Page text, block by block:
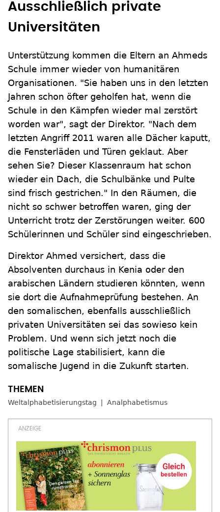
Ausschließlich private
Universitäten
Unterstützung kommen die Eltern an Ahmeds
Schule immer wieder von humanitären
Organisationen. "Sie haben uns in den letzten
Jahren schon öfter geholfen hat, wenn die
Schule in den Kämpfen wieder mal zerstört
worden war", sagt der Direktor. "Nach dem
letzten Angriff 2011 waren alle Dächer kaputt,
die Fensterläden und Türen geklaut. Aber
sehen Sie? Dieser Klassenraum hat schon
wieder ein Dach, die Schulbänke und Pulte
sind frisch gestrichen." In den Räumen, die
nicht so schwer betroffen waren, ging der
Unterricht trotz der Zerstörungen weiter. 600
Schülerinnen und Schüler sind eingeschrieben.
Direktor Ahmed versichert, dass die
Absolventen durchaus in Kenia oder den
arabischen Ländern studieren könnten, wenn
sie dort die Aufnahmeprüfung bestehen. An
den somalischen, ebenfalls ausschließlich
privaten Universitäten sei das sowieso kein
Problem. Und wenn sich jetzt noch die
politische Lage stabilisiert, kann die
somalische Jugend in die Zukunft starten.
Weltalphabetisierungstag Analphabetismus